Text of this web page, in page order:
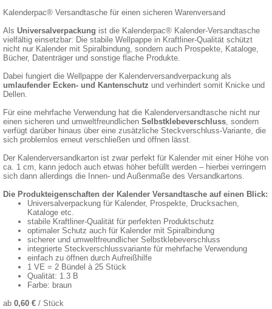
Kalenderpac® Versandtasche für einen sicheren Warenversand
Als Universalverpackung ist die Kalenderpac® Kalender-Versandtasche
vielfältig einsetzbar: Die stabile Wellpappe in Kraftliner-Qualität schützt
nicht nur Kalender mit Spiralbindung, sondern auch Prospekte, Kataloge,
Bücher, Datenträger und sonstige flache Produkte.
Dabei fungiert die Wellpappe der Kalenderversandverpackung als
umlaufender Ecken- und Kantenschutz und verhindert somit Knicke und
Dellen.
Für eine mehrfache Verwendung hat die Kalenderversandtasche nicht nur
einen sicheren und umweltfreundlichen Selbstklebeverschluss, sondern
verfügt darüber hinaus über eine zusätzliche Steckverschluss-Variante, die
sich problemlos erneut verschließen und öffnen lässt.
Der Kalenderversandkarton ist zwar perfekt für Kalender mit einer Höhe von
ca. 1 cm, kann jedoch auch etwas höher befüllt werden – hierbei verringern
sich dann allerdings die Innen- und Außenmaße des Versandkartons.
Die Produkteigenschaften der Kalender Versandtasche auf einen Blick:
Universalverpackung für Kalender, Prospekte, Drucksachen,
Kataloge etc.
stabile Kraftliner-Qualität für perfekten Produktschutz
optimaler Schutz auch für Kalender mit Spiralbindung
sicherer und umweltfreundlicher Selbstklebeverschluss
integrierte Steckverschlussvariante für mehrfache Verwendung
einfach zu öffnen durch Aufreißhilfe
1 VE = 2 Bündel à 25 Stück
Qualität: 1.3 B
Farbe: braun
ab 0,60 € / Stück